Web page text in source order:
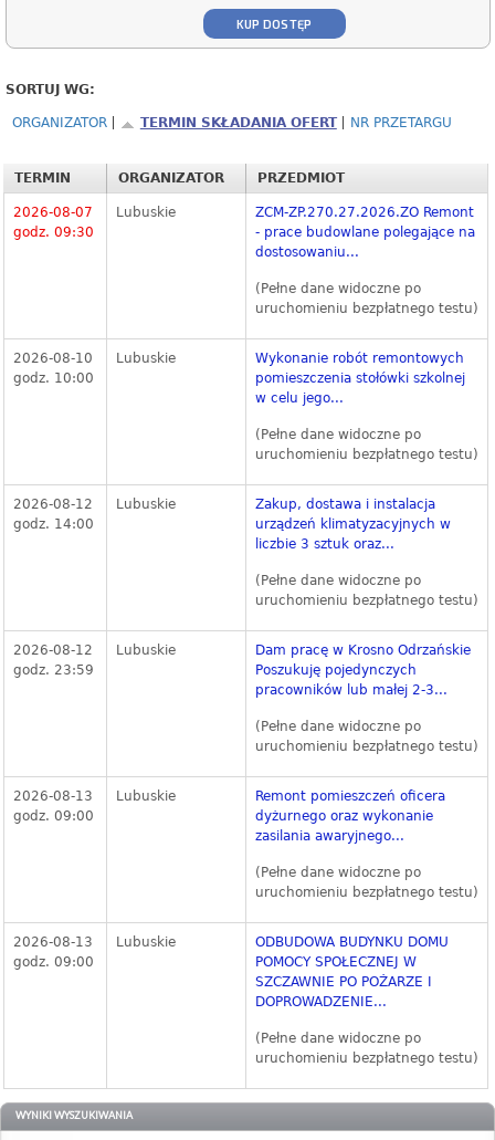
KUP DOSTĘP
SORTUJ WG:
ORGANIZATOR TERMIN SKŁADANIA OFERT NR PRZETARGU
TERMIN ORGANIZATOR PRZEDMIOT
2026-08-07
godz. 09:30
Lubuskie
ZCM-ZP.270.27.2026.ZO Remont
- prace budowlane polegające na
dostosowaniu...
(Pełne dane widoczne po
uruchomieniu bezpłatnego testu)
2026-08-10
godz. 10:00
Lubuskie
Wykonanie robót remontowych
pomieszczenia stołówki szkolnej
w celu jego...
(Pełne dane widoczne po
uruchomieniu bezpłatnego testu)
2026-08-12
godz. 14:00
Lubuskie
Zakup, dostawa i instalacja
urządzeń klimatyzacyjnych w
liczbie 3 sztuk oraz...
(Pełne dane widoczne po
uruchomieniu bezpłatnego testu)
2026-08-12
godz. 23:59
Lubuskie
Dam pracę w Krosno Odrzańskie
Poszukuję pojedynczych
pracowników lub małej 2-3...
(Pełne dane widoczne po
uruchomieniu bezpłatnego testu)
2026-08-13
godz. 09:00
Lubuskie
Remont pomieszczeń oficera
dyżurnego oraz wykonanie
zasilania awaryjnego...
(Pełne dane widoczne po
uruchomieniu bezpłatnego testu)
2026-08-13
godz. 09:00
Lubuskie
ODBUDOWA BUDYNKU DOMU
POMOCY SPOŁECZNEJ W
SZCZAWNIE PO POŻARZE I
DOPROWADZENIE...
(Pełne dane widoczne po
uruchomieniu bezpłatnego testu)
WYNIKI WYSZUKIWANIA